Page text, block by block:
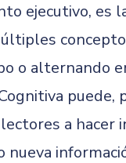
ejecutivo, es
o alternando
puede,
a hacer
nueva